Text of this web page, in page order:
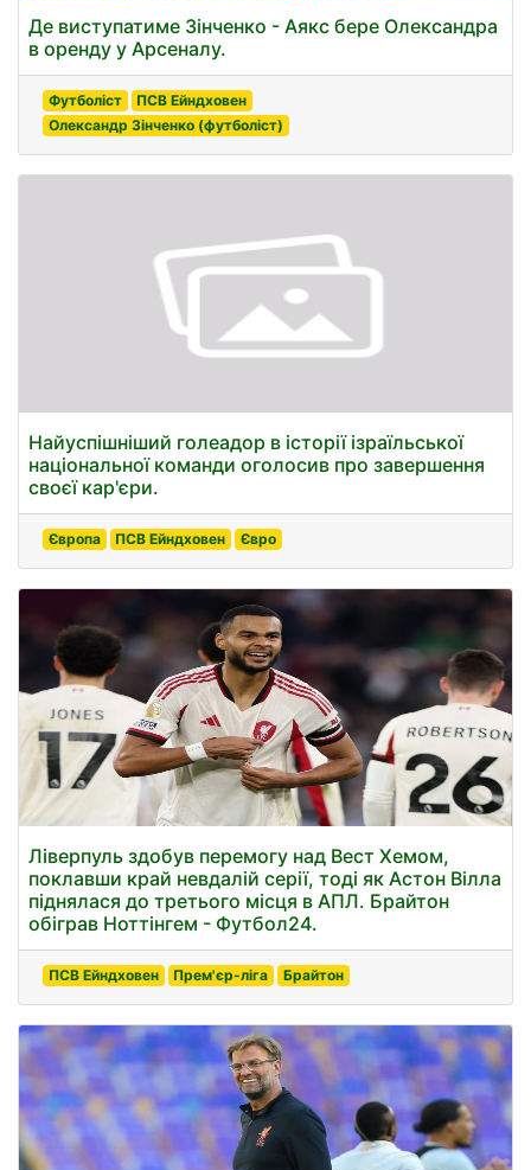
Де виступатиме Зінченко - Аякс бере Олександра
в оренду у Арсеналу.
Футболіст
ПСВ Ейндховен
Олександр Зінченко (футболіст)
Найуспішніший голеадор в історії ізраїльської
національної команди оголосив про завершення
своєї кар'єри.
Європа ПСВ Ейндховен Євро
Ліверпуль здобув перемогу над Вест Хемом,
поклавши край невдалій серії, тоді як Астон Вілла
піднялася до третього місця в АПЛ. Брайтон
обіграв Ноттінгем - Футбол24.
ПСВ Ейндховен Прем'єр-ліга Брайтон